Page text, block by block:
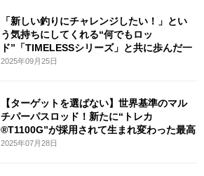
「新しい釣りにチャレンジしたい！」とい
う気持ちにしてくれる“何でもロッ
ド”「TIMELESSシリーズ」と共に歩んだ一
2025年09月25日
【ターゲットを選ばない】世界基準のマル
チパーパスロッド！新たに“トレカ
®T1100G”が採用されて生まれ変わった最高
2025年07月28日